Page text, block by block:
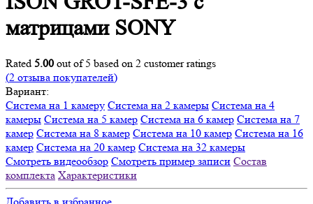
матрицами SONY
Rated 5.00 out of 5 based on 2 customer ratings
(2 отзыва покупателей)
Вариант:
Система на 1 камеру Система на 2 камеры Система на 4
камеры Система на 5 камер Система на 6 камер Система на 7
камер Система на 8 камер Система на 10 камер Система на 16
камер Система на 20 камер Система на 32 камеры
Смотреть видеообзор Смотреть пример записи Состав
комплекта Характеристики